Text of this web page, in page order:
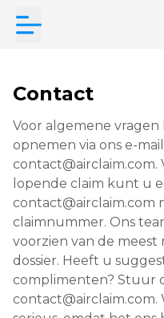
Contact
Voor algemene
opnemen via ons e-
lopende claim kunt u
contact@airclaim.com
claimnummer. Ons
voorzien van de
dossier. Heeft u
complimenten? Stuur